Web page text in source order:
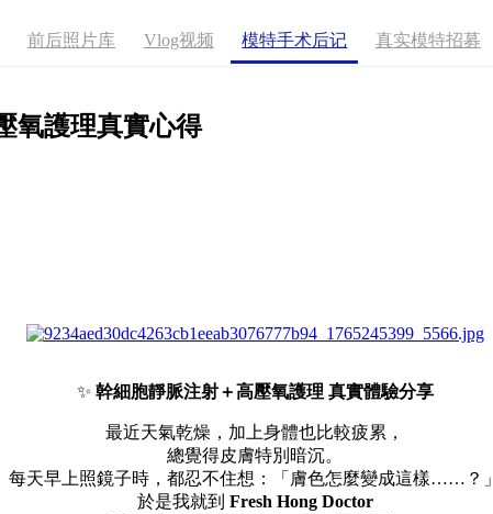
前后照片库 Vlog视频 模特手术后记 真实模特招募
氧護理真實心得
✨ 幹細胞靜脈注射＋高壓氧護理 真實體驗分享
最近天氣乾燥，加上身體也比較疲累，
總覺得皮膚特別暗沉。
每天早上照鏡子時，都忍不住想：「膚色怎麼變成這樣……？」
於是我就到 Fresh Hong Doctor